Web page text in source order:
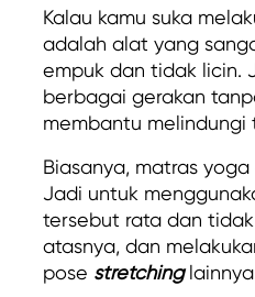
Kalau kamu suka
adalah alat yang
empuk dan tidak licin.
berbagai gerakan
membantu
Biasanya, matras
Jadi untuk
tersebut rata dan
atasnya, dan
pose stretching